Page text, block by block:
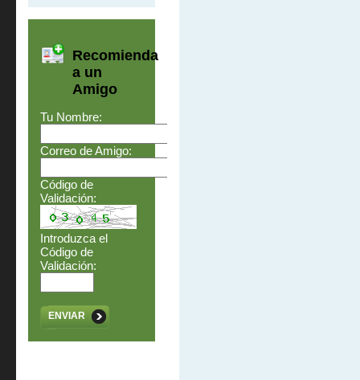
Recomienda
a un
Amigo
Tu Nombre:
Correo de Amigo:
Código de
Validación:
Introduzca el
Código de
Validación:
ENVIAR